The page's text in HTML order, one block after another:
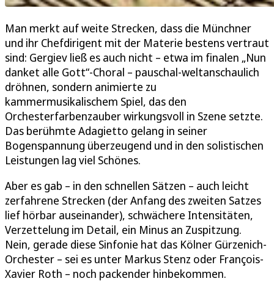
Man merkt auf weite Strecken, dass die Münchner
und ihr Chefdirigent mit der Materie bestens vertraut
sind: Gergiev ließ es auch nicht – etwa im finalen „Nun
danket alle Gott“-Choral – pauschal-weltanschaulich
dröhnen, sondern animierte zu
kammermusikalischem Spiel, das den
Orchesterfarbenzauber wirkungsvoll in Szene setzte.
Das berühmte Adagietto gelang in seiner
Bogenspannung überzeugend und in den solistischen
Leistungen lag viel Schönes.
Aber es gab – in den schnellen Sätzen – auch leicht
zerfahrene Strecken (der Anfang des zweiten Satzes
lief hörbar auseinander), schwächere Intensitäten,
Verzettelung im Detail, ein Minus an Zuspitzung.
Nein, gerade diese Sinfonie hat das Kölner Gürzenich-
Orchester – sei es unter Markus Stenz oder François-
Xavier Roth – noch packender hinbekommen.